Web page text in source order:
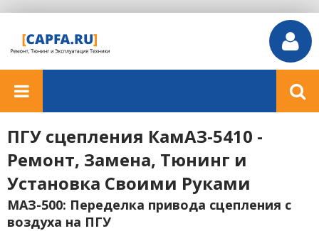
ПГУ сцепления КамАЗ-5410 -
Ремонт, Замена, Тюнинг и
Установка Своими Руками
МАЗ-500: Переделка привода сцепления с
воздуха на ПГУ